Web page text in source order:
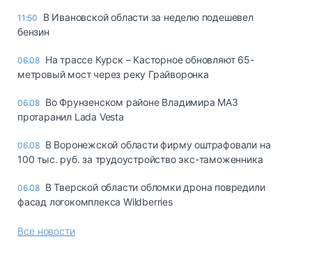
11:50
В Ивановской области за неделю подешевел
бензин
06.08 На трассе Курск – Касторное обновляют 65-
метровый мост через реку Грайворонка
06.08 Во Фрунзенском районе Владимира МАЗ
протаранил Lada Vesta
06.08 В Воронежской области фирму оштрафовали на
100 тыс. руб. за трудоустройство экс-таможенника
06.08 В Тверской области обломки дрона повредили
фасад логокомплекса Wildberries
Все новости